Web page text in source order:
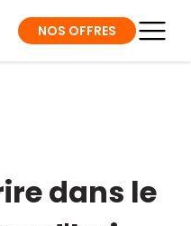
NOS OFFRES
dans le